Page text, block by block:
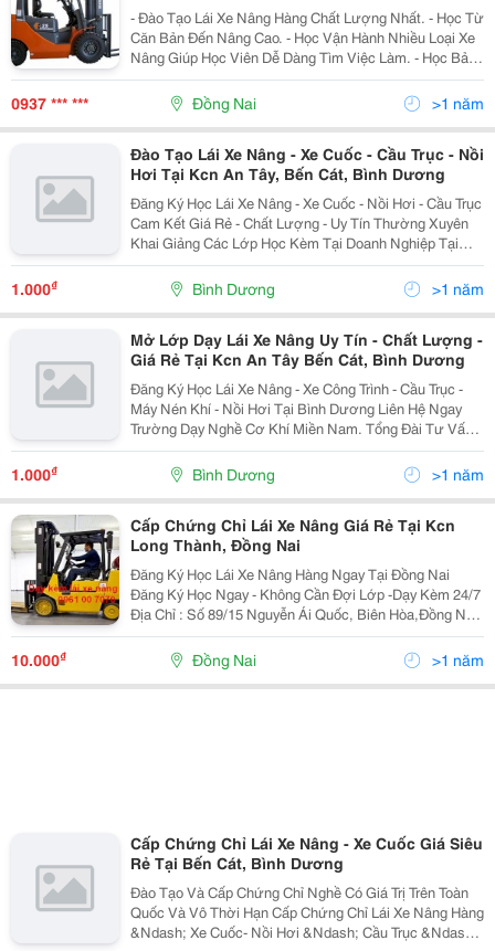
- Đào Tạo Lái Xe Nâng Hàng Chất Lượng Nhất. - Học Từ
Căn Bản Đến Nâng Cao. - Học Vận Hành Nhiều Loại Xe
Nâng Giúp Học Viên Dễ Dàng Tìm Việc Làm. - Học Bảo
Trì Bảo Dưỡng Xe Nâng Hàng. - Học Thực Hành Thành
Thạo Trên Xe Nâng Số
0937 *** *** Đồng Nai >1 năm
Đào Tạo Lái Xe Nâng - Xe Cuốc - Cầu Trục - Nồi
Hơi Tại Kcn An Tây, Bến Cát, Bình Dương
Đăng Ký Học Lái Xe Nâng - Xe Cuốc - Nồi Hơi - Cầu Trục
Cam Kết Giá Rẻ - Chất Lượng - Uy Tín Thường Xuyên
Khai Giảng Các Lớp Học Kèm Tại Doanh Nghiệp Tại
Bình Dương - Đồng Nai - Tphcm - Long An Liên Hệ Ngay
Trường Dạy Nghề Cơ Khí...
1.000₫ Bình Dương >1 năm
Mở Lớp Dạy Lái Xe Nâng Uy Tín - Chất Lượng -
Giá Rẻ Tại Kcn An Tây Bến Cát, Bình Dương
Đăng Ký Học Lái Xe Nâng - Xe Công Trình - Cầu Trục -
Máy Nén Khí - Nồi Hơi Tại Bình Dương Liên Hệ Ngay
Trường Dạy Nghề Cơ Khí Miền Nam. Tổng Đài Tư Vấn
Và Chăm Sóc Khách Hàng 24/7 0949.096.570 Zalo Trực
Tuyến : 0949.096.570 ...
1.000₫ Bình Dương >1 năm
Cấp Chứng Chỉ Lái Xe Nâng Giá Rẻ Tại Kcn
Long Thành, Đồng Nai
Đăng Ký Học Lái Xe Nâng Hàng Ngay Tại Đồng Nai
Đăng Ký Học Ngay - Không Cần Đợi Lớp -Dạy Kèm 24/7
Địa Chỉ : Số 89/15 Nguyễn Ái Quốc, Biên Hòa,Đồng Nai
Chi Nhánh 1: Hẻm 22, An Phước, Long Thành, Đồng
Nai Địa Điểm Học Lái Linh...
10.000₫ Đồng Nai >1 năm
Cấp Chứng Chỉ Lái Xe Nâng - Xe Cuốc Giá Siêu
Rẻ Tại Bến Cát, Bình Dương
Đào Tạo Và Cấp Chứng Chỉ Nghề Có Giá Trị Trên Toàn
Quốc Và Vô Thời Hạn Cấp Chứng Chỉ Lái Xe Nâng Hàng
&Ndash; Xe Cuốc- Nồi Hơi &Ndash; Cầu Trục &Ndash;